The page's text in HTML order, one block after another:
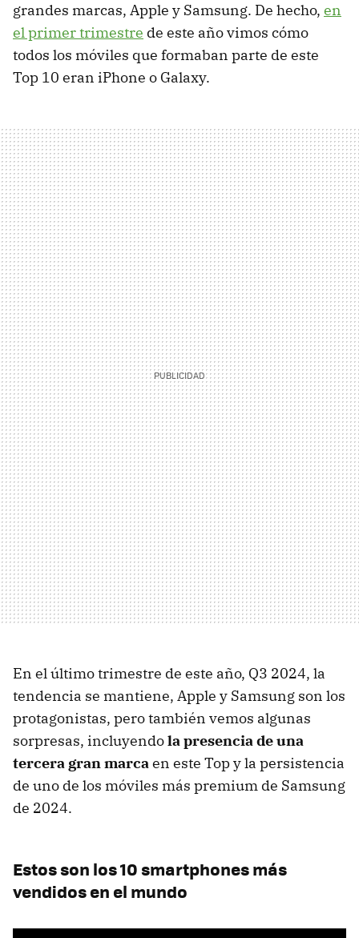
grandes marcas, Apple y Samsung. De hecho, en
el primer trimestre de este año vimos cómo
todos los móviles que formaban parte de este
Top 10 eran iPhone o Galaxy.
En el último trimestre de este año, Q3 2024, la
tendencia se mantiene, Apple y Samsung son los
protagonistas, pero también vemos algunas
sorpresas, incluyendola presencia de una
tercera gran marcaen este Top y la persistencia
de uno de los móviles más premium de Samsung
de 2024.
Estos son los 10 smartphones más
vendidos en el mundo